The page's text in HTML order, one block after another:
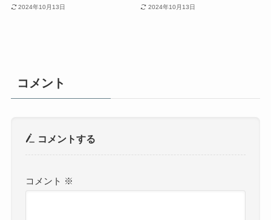
2024年10月13日 2024年10月13日
コメント
コメントする
コメント ※